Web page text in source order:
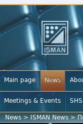
Main page News
Meetings & Events
News >ISMAN News>